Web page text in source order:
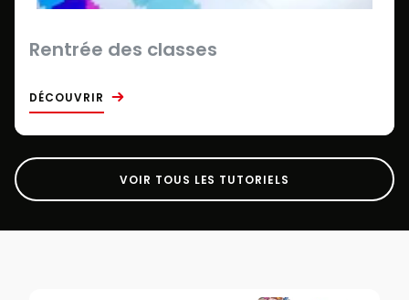
Rentrée des classes
DÉCOUVRIR
VOIR TOUS LES TUTORIELS